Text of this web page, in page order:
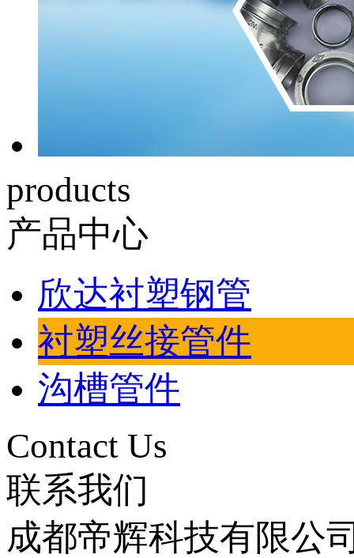
products
产品中心
欣达衬塑钢管
衬塑丝接管件
沟槽管件
Contact Us
联系我们
成都帝辉科技有限公